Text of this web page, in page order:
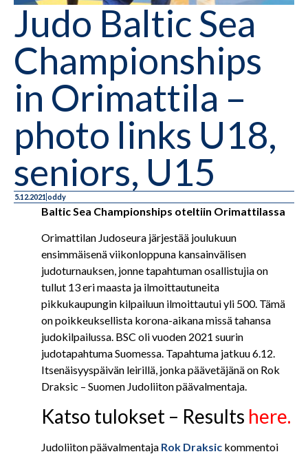
Judo Baltic Sea
Championships
in Orimattila –
photo links U18,
seniors, U15
5.12.2021 oddy
Baltic Sea Championships oteltiin Orimattilassa
Orimattilan Judoseura järjestää joulukuun
ensimmäisenä viikonloppuna kansainvälisen
judoturnauksen, jonne tapahtuman osallistujia on
tullut 13 eri maasta ja ilmoittautuneita
pikkukaupungin kilpailuun ilmoittautui yli 500. Tämä
on poikkeuksellista korona-aikana missä tahansa
judokilpailussa. BSC oli vuoden 2021 suurin
judotapahtuma Suomessa. Tapahtuma jatkuu 6.12.
Itsenäisyyspäivän leirillä, jonka päävetäjänä on Rok
Draksic – Suomen Judoliiton päävalmentaja.
Katso tulokset – Results here.
Judoliiton päävalmentaja Rok Draksic kommentoi